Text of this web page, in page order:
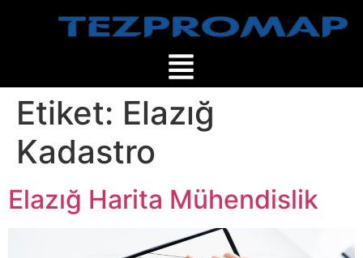
Etiket: Elazığ
Kadastro
Elazığ Harita Mühendislik